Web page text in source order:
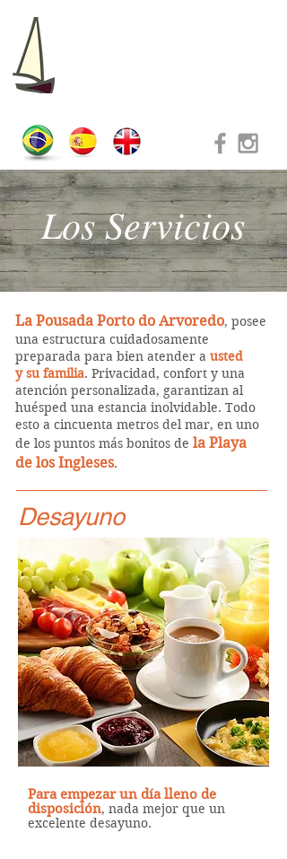
Los Servicios
La Pousada Porto do Arvoredo, posee
una estructura cuidadosamente
preparada para bien atender a usted
y su familia. Privacidad, confort y una
atención personalizada, garantizan al
huésped una estancia inolvidable. Todo
esto a cincuenta metros del mar, en uno
de los puntos más bonitos de la Playa
de los Ingleses.
Desayuno
Para empezar un día lleno de
disposición, nada mejor que un
excelente desayuno.